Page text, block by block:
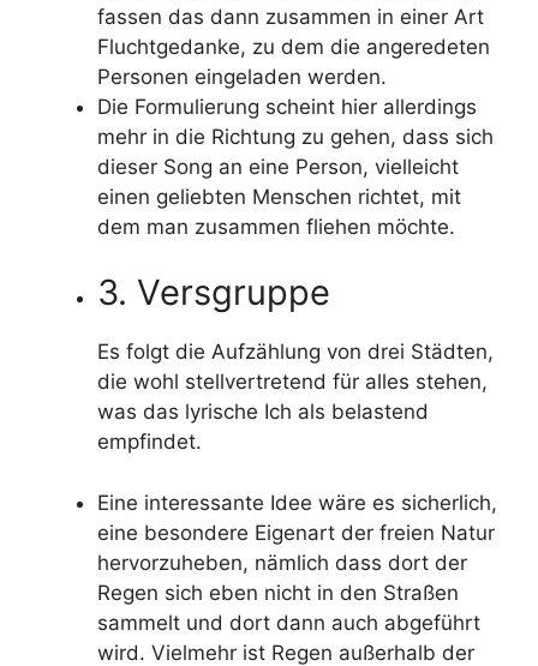
fassen das dann zusammen in einer Art
Fluchtgedanke, zu dem die angeredeten
Personen eingeladen werden.
Die Formulierung scheint hier allerdings
mehr in die Richtung zu gehen, dass sich
dieser Song an eine Person, vielleicht
einen geliebten Menschen richtet, mit
dem man zusammen fliehen möchte.
3. Versgruppe
Es folgt die Aufzählung von drei Städten,
die wohl stellvertretend für alles stehen,
was das lyrische Ich als belastend
empfindet.
Eine interessante Idee wäre es sicherlich,
eine besondere Eigenart der freien Natur
hervorzuheben, nämlich dass dort der
Regen sich eben nicht in den Straßen
sammelt und dort dann auch abgeführt
wird. Vielmehr ist Regen außerhalb der